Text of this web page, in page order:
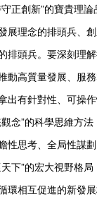
正創新”的寶貴理
展理念的排頭兵、
排頭兵。要深刻理
動高質量發展、服
出有針對性、可操
念”的科學思維方
性思考、全局性謀
下”的宏大視野格
環相互促進的新發展